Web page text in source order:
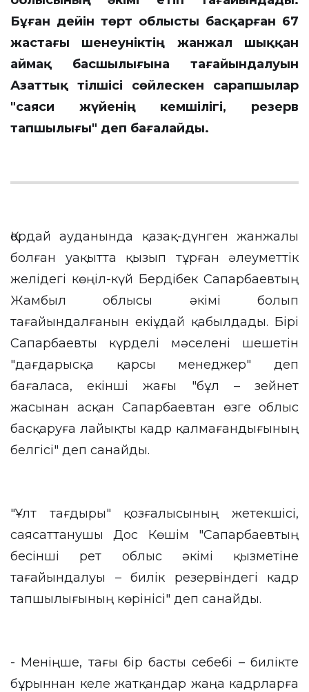
Бұған дейін төрт облысты басқарған 67
жастағы шенеуніктің жанжал шыққан
аймақ басшылығына тағайындалуын
Азаттық тілшісі сөйлескен сарапшылар
"саяси жүйенің кемшілігі, резерв
тапшылығы" деп бағалайды.
Қордай ауданында қазақ-дүнген жанжалы
болған уақытта қызып тұрған әлеуметтік
желідегі көңіл-күй Бердібек Сапарбаевтың
Жамбыл облысы әкімі болып
тағайындалғанын екіұдай қабылдады. Бірі
Сапарбаевты күрделі мәселені шешетін
"дағдарысқа қарсы менеджер" деп
бағаласа, екінші жағы "бұл – зейнет
жасынан асқан Сапарбаевтан өзге облыс
басқаруға лайықты кадр қалмағандығының
белгісі" деп санайды.
"Ұлт тағдыры" қозғалысының жетекшісі,
саясаттанушы Дос Көшім "Сапарбаевтың
бесінші рет облыс әкімі қызметіне
тағайындалуы – билік резервіндегі кадр
тапшылығының көрінісі" деп санайды.
- Меніңше, тағы бір басты себебі – билікте
бұрыннан келе жатқандар жаңа кадрларға